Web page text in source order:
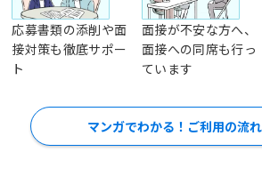
応募書類の添削や面
接対策も徹底サポー
ト
面接が不安な方へ、
面接への同席も行っ
ています
マンガでわかる！ご利用の流